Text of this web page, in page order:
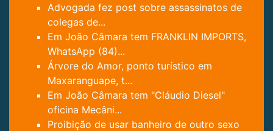
Advogada fez post sobre assassinatos de
colegas de...
Em João Câmara tem FRANKLIN IMPORTS,
WhatsApp (84)...
Árvore do Amor, ponto turístico em
Maxaranguape, t...
Em João Câmara tem "Cláudio Diesel"
oficina Mecâni...
Proibição de usar banheiro de outro sexo